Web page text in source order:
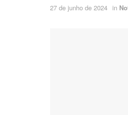
27 de junho de 2024 in